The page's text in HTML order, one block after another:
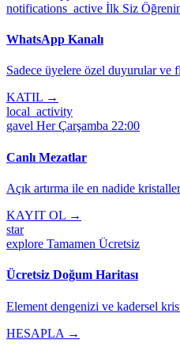
notifications_active İlk Siz
WhatsApp Kanalı
Sadece üyelere özel duyurular ve
KATIL →
local_activity
gavel Her Çarşamba 22:00
Canlı Mezatlar
Açık artırma ile en nadide
KAYIT OL →
star
explore Tamamen Ücretsiz
Ücretsiz Doğum Haritası
Element dengenizi ve kadersel
HESAPLA →